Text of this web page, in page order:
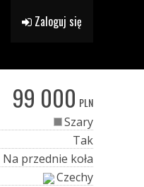
Zaloguj się
99 000 PLN
Szary
Tak
Na przednie koła
Czechy